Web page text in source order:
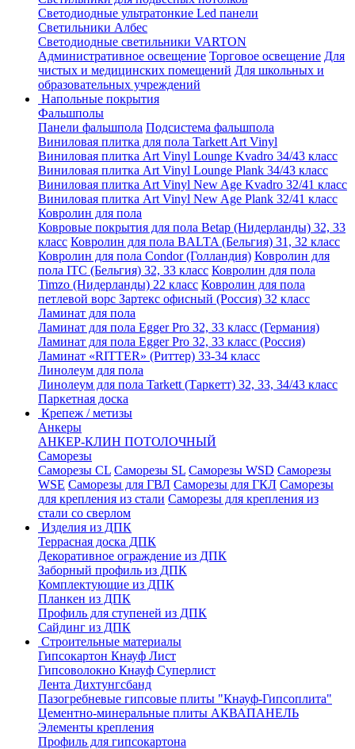
Светодиодные ультратонкие Led панели
Светильники Албес
Светодиодные светильники VARTON
Административное освещение Торговое освещение Для
чистых и медицинских помещений Для школьных и
образовательных учреждений
Напольные покрытия
Фальшполы
Панели фальшпола Подсистема фальшпола
Виниловая плитка для пола Tarkett Art Vinyl
Виниловая плитка Art Vinyl Lounge Kvadro 34/43 класс
Виниловая плитка Art Vinyl Lounge Plank 34/43 класс
Виниловая плитка Art Vinyl New Age Kvadro 32/41 класс
Виниловая плитка Art Vinyl New Age Plank 32/41 класс
Ковролин для пола
Ковровые покрытия для пола Betap (Нидерланды) 32, 33
класс Ковролин для пола BALTA (Бельгия) 31, 32 класс
Ковролин для пола Condor (Голландия) Ковролин для
пола ITC (Бельгия) 32, 33 класс Ковролин для пола
Timzo (Нидерланды) 22 класс Ковролин для пола
петлевой ворс Зартекс офисный (Россия) 32 класс
Ламинат для пола
Ламинат для пола Egger Pro 32, 33 класс (Германия)
Ламинат для пола Egger Pro 32, 33 класс (Россия)
Ламинат «RITTER» (Риттер) 33-34 класс
Линолеум для пола
Линолеум для пола Tarkett (Таркетт) 32, 33, 34/43 класс
Паркетная доска
Крепеж / метизы
Анкеры
АНКЕР-КЛИН ПОТОЛОЧНЫЙ
Саморезы
Саморезы CL Саморезы SL Саморезы WSD Саморезы
WSE Саморезы для ГВЛ Саморезы для ГКЛ Саморезы
для крепления из стали Саморезы для крепления из
стали со сверлом
Изделия из ДПК
Террасная доска ДПК
Декоративное ограждение из ДПК
Заборный профиль из ДПК
Комплектующие из ДПК
Планкен из ДПК
Профиль для ступеней из ДПК
Сайдинг из ДПК
Строительные материалы
Гипсокартон Кнауф Лист
Гипсоволокно Кнауф Суперлист
Лента Дихтунгсбанд
Пазогребневые гипсовые плиты "Кнауф-Гипсоплита"
Цементно-минеральные плиты АКВАПАНЕЛЬ
Элементы крепления
Профиль для гипсокартона